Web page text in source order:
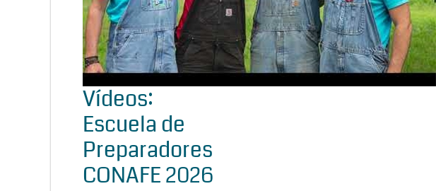
Vídeos:
Escuela de
Preparadores
CONAFE 2026